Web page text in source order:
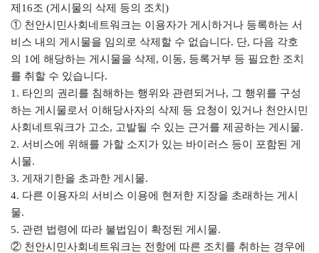
제16조 (게시물의 삭제 등의 조치)
① 천안시민사회네트워크는 이용자가 게시하거나 등록하는 서
비스 내의 게시물을 임의로 삭제할 수 없습니다. 단, 다음 각호
의 1에 해당하는 게시물을 삭제, 이동, 등록거부 등 필요한 조치
를 취할 수 있습니다.
1. 타인의 권리를 침해하는 행위와 관련되거나, 그 행위를 구성
하는 게시물로서 이해당사자의 삭제 등 요청이 있거나 천안시민
사회네트워크가 고소, 고발될 수 있는 근거를 제공하는 게시물.
2. 서비스에 위해를 가할 소지가 있는 바이러스 등이 포함된 게
시물.
3. 게재기한을 초과한 게시물.
4. 다른 이용자의 서비스 이용에 현저한 지장을 초래하는 게시
물.
5. 관련 법령에 따라 불법임이 확정된 게시물.
② 천안시민사회네트워크는 전항에 따른 조치를 취하는 경우에